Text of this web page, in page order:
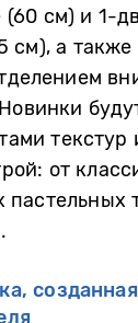
(60 см) и 1-
см), а
текстур
от
пастельных